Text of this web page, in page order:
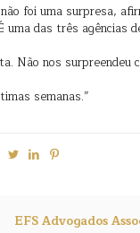
foi uma surpresa,
uma das três agências
Não nos surpreendeu
semanas.”
EFS Advogados